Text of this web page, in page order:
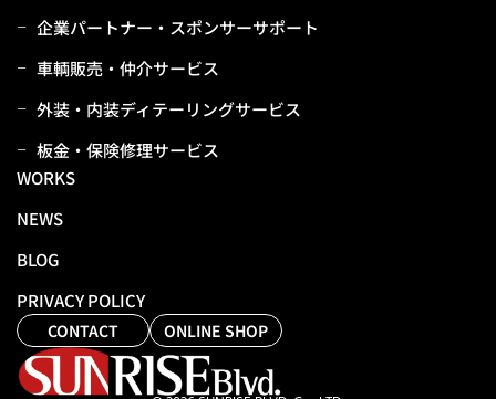
企業パートナー・スポンサーサポート
⾞輌販売・仲介サービス
外装・内装ディテーリングサービス
板⾦・保険修理サービス
WORKS
NEWS
BLOG
PRIVACY POLICY
CONTACT ONLINE SHOP